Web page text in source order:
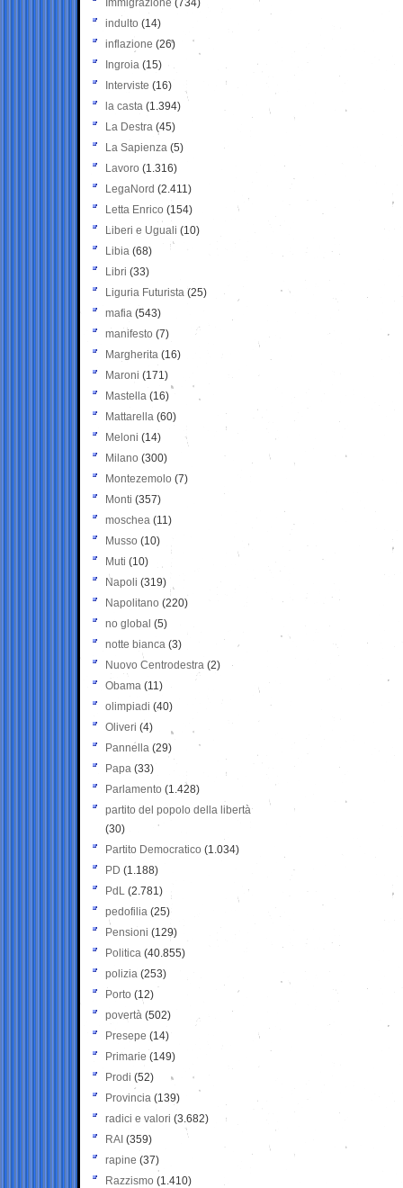
Immigrazione (734)
indulto (14)
inflazione (26)
Ingroia (15)
Interviste (16)
la casta (1.394)
La Destra (45)
La Sapienza (5)
Lavoro (1.316)
LegaNord (2.411)
Letta Enrico (154)
Liberi e Uguali (10)
Libia (68)
Libri (33)
Liguria Futurista (25)
mafia (543)
manifesto (7)
Margherita (16)
Maroni (171)
Mastella (16)
Mattarella (60)
Meloni (14)
Milano (300)
Montezemolo (7)
Monti (357)
moschea (11)
Musso (10)
Muti (10)
Napoli (319)
Napolitano (220)
no global (5)
notte bianca (3)
Nuovo Centrodestra (2)
Obama (11)
olimpiadi (40)
Oliveri (4)
Pannella (29)
Papa (33)
Parlamento (1.428)
partito del popolo della libertà
(30)
Partito Democratico (1.034)
PD (1.188)
PdL (2.781)
pedofilia (25)
Pensioni (129)
Politica (40.855)
polizia (253)
Porto (12)
povertà (502)
Presepe (14)
Primarie (149)
Prodi (52)
Provincia (139)
radici e valori (3.682)
RAI (359)
rapine (37)
Razzismo (1.410)